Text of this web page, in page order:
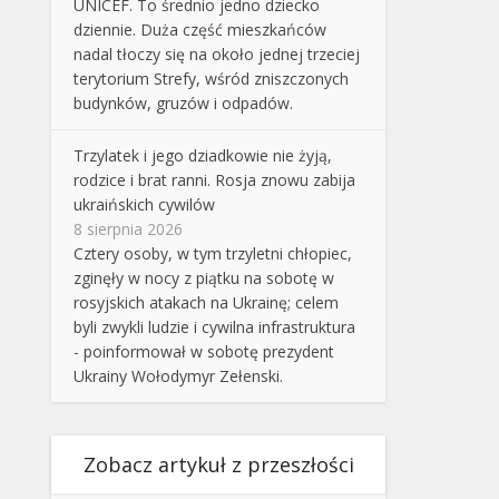
UNICEF. To średnio jedno dziecko
dziennie. Duża część mieszkańców
nadal tłoczy się na około jednej trzeciej
terytorium Strefy, wśród zniszczonych
budynków, gruzów i odpadów.
Trzylatek i jego dziadkowie nie żyją,
rodzice i brat ranni. Rosja znowu zabija
ukraińskich cywilów
8 sierpnia 2026
Cztery osoby, w tym trzyletni chłopiec,
zginęły w nocy z piątku na sobotę w
rosyjskich atakach na Ukrainę; celem
byli zwykli ludzie i cywilna infrastruktura
- poinformował w sobotę prezydent
Ukrainy Wołodymyr Zełenski.
Zobacz artykuł z przeszłości